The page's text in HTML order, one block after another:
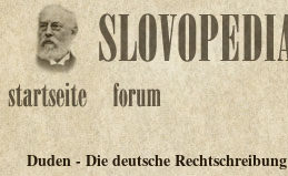
Duden - Die deutsche Rechtschreibung